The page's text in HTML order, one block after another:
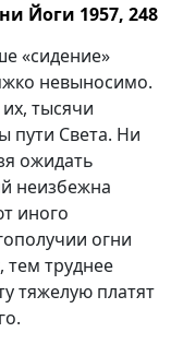
Йоги 1957, 248
«сидение»
невыносимо.
тысячи
пути Света. Ни
ожидать
неизбежна
иного
огни
тем труднее
тяжелую платят